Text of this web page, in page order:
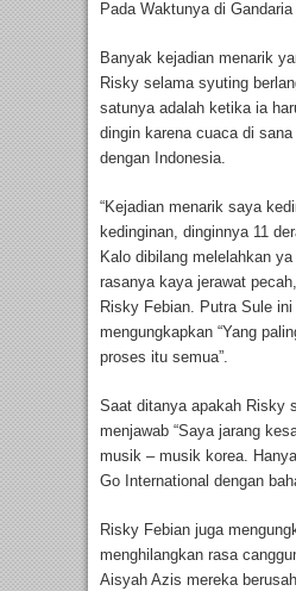
Pada Waktunya di
Banyak kejadian menarik
Risky selama syuting
satunya adalah ketika ia
dingin karena cuaca di
dengan Indonesia.
“Kejadian menarik saya
kedinginan, dinginnya 11
Kalo dibilang melelahkan
rasanya kaya jerawat
Risky Febian. Putra Sule ini
mengungkapkan “Yang
proses itu semua”.
Saat ditanya apakah Risky
menjawab “Saya jarang
musik – musik korea.
Go International dengan
Risky Febian juga
menghilangkan rasa
Aisyah Azis mereka